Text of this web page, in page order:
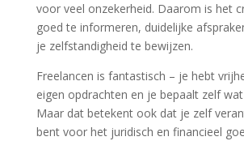
voor veel onzekerheid. Daarom is het
goed te informeren, duidelijke
je zelfstandigheid te bewijzen.
Freelancen is fantastisch – je hebt
eigen opdrachten en je bepaalt zelf
Maar dat betekent ook dat je zelf
bent voor het juridisch en financieel